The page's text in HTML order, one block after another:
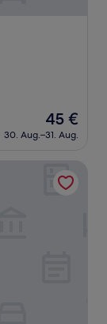
Der
Preis
beträgt
45 €
30. Aug.–31. Aug.